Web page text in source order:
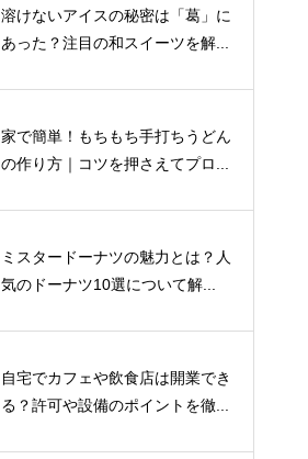
溶けないアイスの秘密は「葛」に
あった？注目の和スイーツを解...
家で簡単！もちもち手打ちうどん
の作り方｜コツを押さえてプロ...
ミスタードーナツの魅力とは？人
気のドーナツ10選について解...
自宅でカフェや飲食店は開業でき
る？許可や設備のポイントを徹...